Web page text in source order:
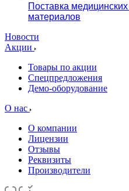
Поставка
материалов
Новости
Акции
Товары по акции
Спецпредложения
Демо-оборудование
О нас
О компании
Лицензии
Отзывы
Реквизиты
Производители